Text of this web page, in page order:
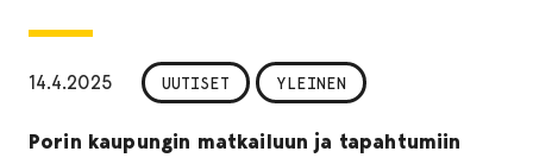
14.4.2025 UUTISET YLEINEN
Porin kaupungin matkailuun ja tapahtumiin